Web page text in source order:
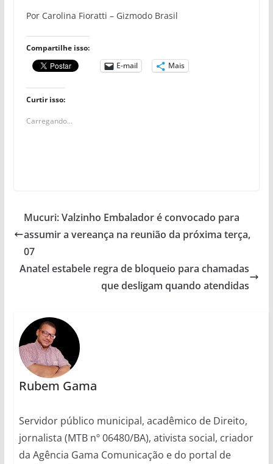
Por Carolina Fioratti – Gizmodo Brasil
Compartilhe isso:
E-mail
Mais
Curtir isso:
Carregando...
Mucuri: Valzinho Embalador é convocado para
assumir a vereança na reunião da próxima terça,
07
Anatel estabele regra de bloqueio para chamadas
que desligam quando atendidas
Rubem Gama
Servidor público municipal, acadêmico de Direito,
jornalista (MTB nº 06480/BA), ativista social, criador
da Agência Gama Comunicação e do portal de